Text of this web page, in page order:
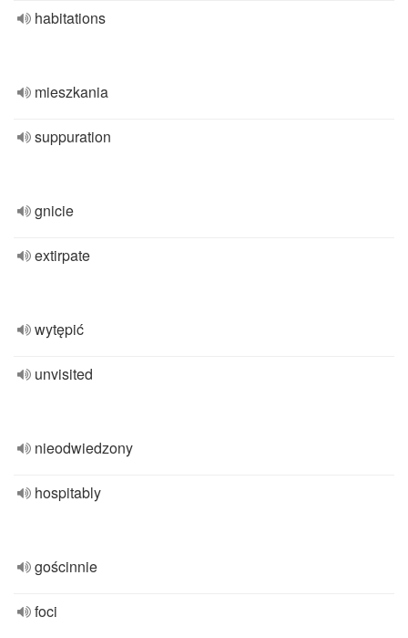
habitations
mieszkania
suppuration
gnicie
extirpate
wytępić
unvisited
nieodwiedzony
hospitably
gościnnie
foci